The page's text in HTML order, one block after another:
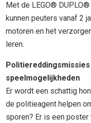
Met de LEGO®
kunnen peuters vanaf 2
motoren en het
leren.
speelmogelijkheden
Er wordt een schattig
de politieagent helpen
sporen? Er is een